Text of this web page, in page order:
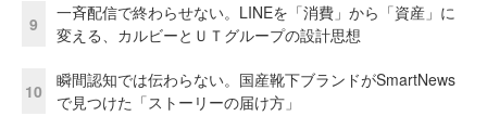
9
一斉配信で終わらせない。LINEを「消費」から「資産」に
変える、カルビーとＵＴグループの設計思想
10
瞬間認知では伝わらない。国産靴下ブランドがSmartNews
で見つけた「ストーリーの届け方」